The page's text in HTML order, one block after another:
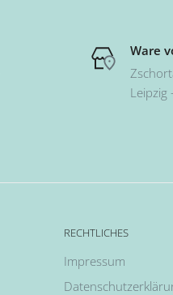
Ware
Leipzig
RECHTLICHES
Impressum